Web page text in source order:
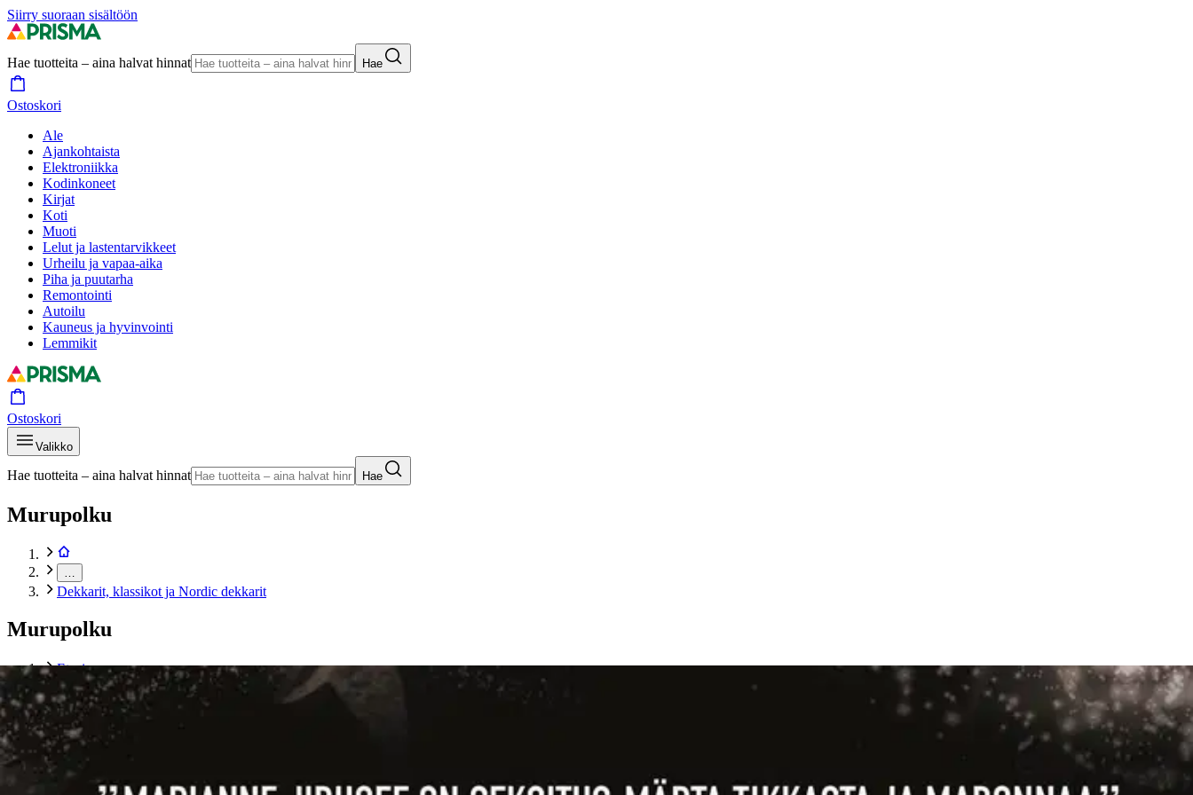
Siirry suoraan sisältöön
Hae tuotteita – aina halvat hinnat Hae
Ostoskori
Ale
Ajankohtaista
Elektroniikka
Kodinkoneet
Kirjat
Koti
Muoti
Lelut ja lastentarvikkeet
Urheilu ja vapaa-aika
Piha ja puutarha
Remontointi
Autoilu
Kauneus ja hyvinvointi
Lemmikit
Ostoskori
Valikko
Hae tuotteita – aina halvat hinnat Hae
Murupolku
Dekkarit, klassikot ja Nordic dekkarit
Murupolku
Etusivu
Kirjat
Käännetty kaunokirjallisuus
Dekkarit, klassikot ja Nordic dekkarit
Rudberg, Kolmen kohtalokas leikki
Tuotekuvat- ja videot